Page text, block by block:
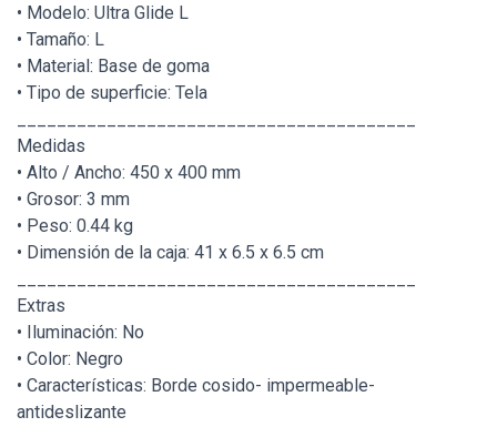
• Modelo: Ultra Glide L
• Tamaño: L
• Material: Base de goma
• Tipo de superficie: Tela
Medidas
• Alto / Ancho: 450 x 400 mm
• Grosor: 3 mm
• Peso: 0.44 kg
• Dimensión de la caja: 41 x 6.5 x 6.5 cm
Extras
• Iluminación: No
• Color: Negro
• Características: Borde cosido- impermeable-
antideslizante